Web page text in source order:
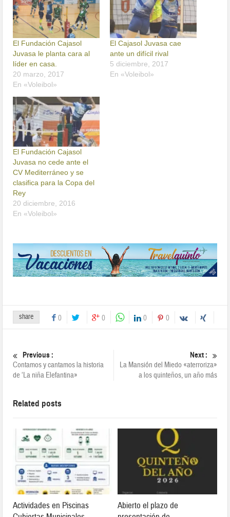
El Fundación Cajasol
Juvasa le planta cara al
líder en casa.
20 marzo, 2017
En «Voleibol»
El Cajasol Juvasa cae
ante un difícil rival
5 diciembre, 2017
En «Voleibol»
El Fundación Cajasol
Juvasa no cede ante el
CV Mediterráneo y se
clasifica para la Copa del
Rey
20 diciembre, 2016
En «Voleibol»
share 0 0 0 0
Previous :
Contamos y cantamos la historia
de ‘La niña Elefantina»
Next :
La Mansión del Miedo «aterroriza»
a los quinteños, un año más
Related posts
Actividades en Piscinas
Abierto el plazo de